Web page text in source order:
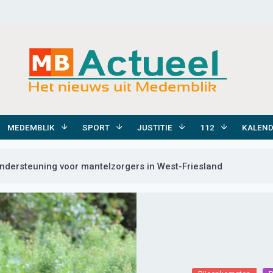
MEDEMBLIK SPORT JUSTITIE 112
voor mantelzorgers in West-Friesland